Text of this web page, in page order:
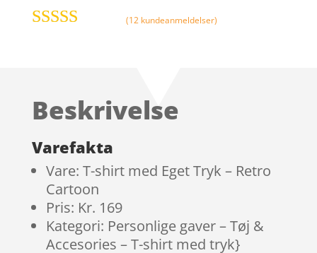
kundebed
(12 kundeanmeldelser)
Beskrivelse
Varefakta
Vare: T-shirt med Eget Tryk – Retro
Cartoon
Pris: Kr. 169
Kategori: Personlige gaver – Tøj &
Accesories – T-shirt med tryk}